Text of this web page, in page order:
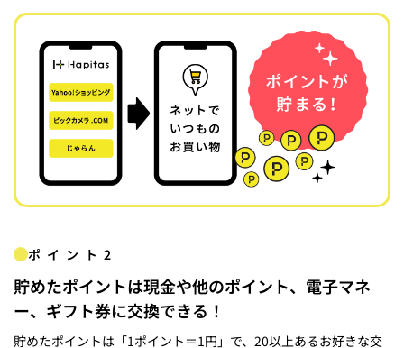
ポイント2
貯めたポイントは現金や他のポイント、電子マネ
ー、ギフト券に交換できる！
貯めたポイントは「1ポイント＝1円」で、20以上あるお好きな交